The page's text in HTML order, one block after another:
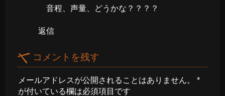
音程、声量、どうかな？？？？
返信
コメントを残す
メールアドレスが公開されることはありません。
*
が付いている欄は必須項目です